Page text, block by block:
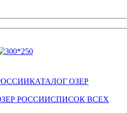
КАТАЛОГ ОЗЕР
СПИСОК ВСЕХ